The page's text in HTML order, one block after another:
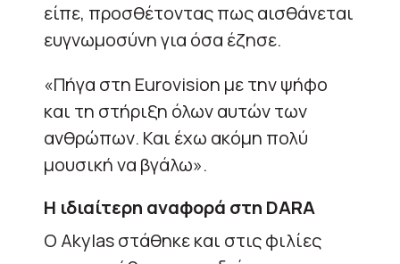
είπε, προσθέτοντας πως αισθάνεται
ευγνωμοσύνη για όσα έζησε.
«Πήγα στη Eurovision με την ψήφο
και τη στήριξη όλων αυτών των
ανθρώπων. Και έχω ακόμη πολύ
μουσική να βγάλω».
Η ιδιαίτερη αναφορά στη DARA
Ο Akylas στάθηκε και στις φιλίες